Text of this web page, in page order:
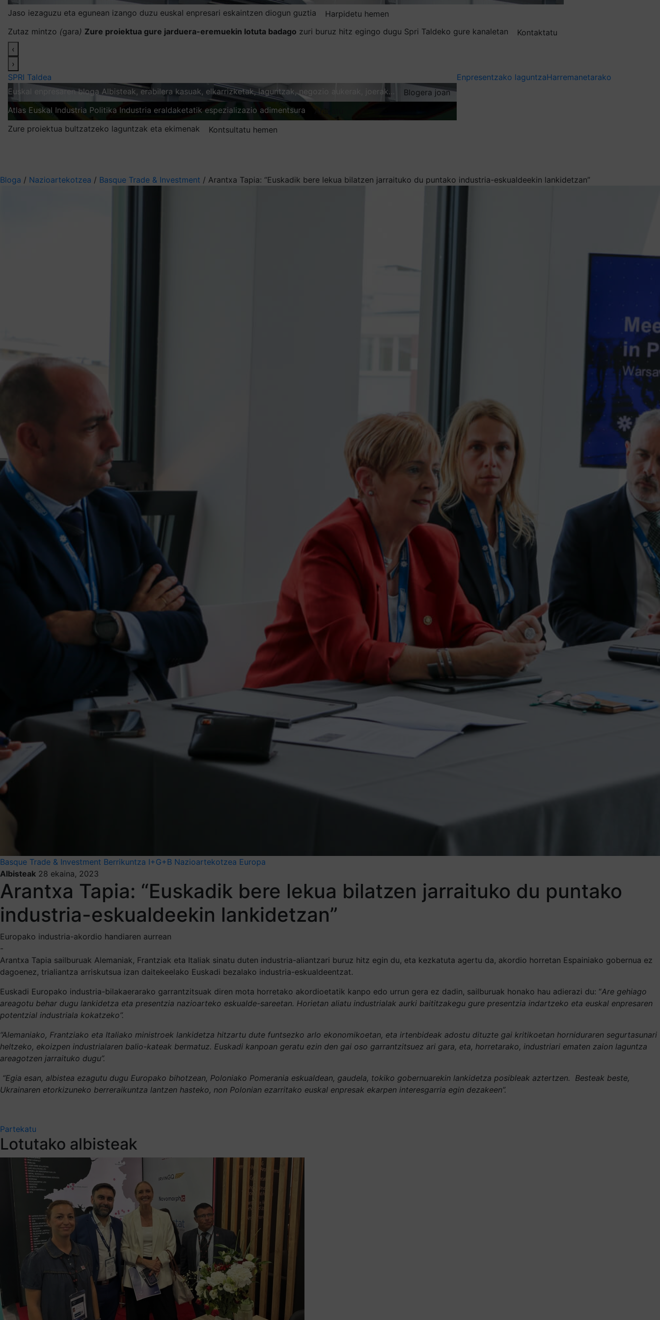
Jaso iezaguzu eta egunean izango duzu euskal enpresari eskaintzen diogun guztia
Harpidetu hemen
Zutaz mintzo (gara) Zure proiektua gure jarduera-eremuekin lotuta badago zuri buruz hitz egingo dugu Spri Taldeko gure kanaletan
Kontaktatu
‹
›
SPRI Taldea
Euskal enpresaren bloga Albisteak, erabilera kasuak, elkarrizketak, laguntzak, negozio aukerak, joerak…
Blogera joan
Atlas Euskal Industria Politika Industria eraldaketatik espezializazio adimentsura
Zure proiektua bultzatzeko laguntzak eta ekimenak
Kontsultatu hemen
Enpresentzako laguntzaHarremanetarako
Bloga / Nazioartekotzea / Basque Trade & Investment / Arantxa Tapia: “Euskadik bere lekua bilatzen jarraituko du puntako industria-eskualdeekin lankidetzan”
Basque Trade & Investment Berrikuntza I+G+B Nazioartekotzea Europa
Albisteak 28 ekaina, 2023
Arantxa Tapia: “Euskadik bere lekua bilatzen jarraituko du puntako
industria-eskualdeekin lankidetzan”
Europako industria-akordio handiaren aurrean
-
Arantxa Tapia sailburuak Alemaniak, Frantziak eta Italiak sinatu duten industria-aliantzari buruz hitz egin du, eta kezkatuta agertu da, akordio horretan Espainiako gobernua ez
dagoenez, trialiantza arriskutsua izan daitekeelako Euskadi bezalako industria-eskualdeentzat.
Euskadi Europako industria-bilakaerarako garrantzitsuak diren mota horretako akordioetatik kanpo edo urrun gera ez dadin, sailburuak honako hau adierazi du: “Are gehiago
areagotu behar dugu lankidetza eta presentzia nazioarteko eskualde-sareetan. Horietan aliatu industrialak aurki baititzakegu gure presentzia indartzeko eta euskal enpresaren
potentzial industriala kokatzeko”.
“Alemaniako, Frantziako eta Italiako ministroek lankidetza hitzartu dute funtsezko arlo ekonomikoetan, eta irtenbideak adostu dituzte gai kritikoetan horniduraren segurtasunari
heltzeko, ekoizpen industrialaren balio-kateak bermatuz. Euskadi kanpoan geratu ezin den gai oso garrantzitsuez ari gara, eta, horretarako, industriari ematen zaion laguntza
areagotzen jarraituko dugu”.
“Egia esan, albistea ezagutu dugu Europako bihotzean, Poloniako Pomerania eskualdean, gaudela, tokiko gobernuarekin lankidetza posibleak aztertzen. Besteak beste,
Ukrainaren etorkizuneko berreraikuntza lantzen hasteko, non Polonian ezarritako euskal enpresak ekarpen interesgarria egin dezakeen”.
Partekatu
Lotutako albisteak